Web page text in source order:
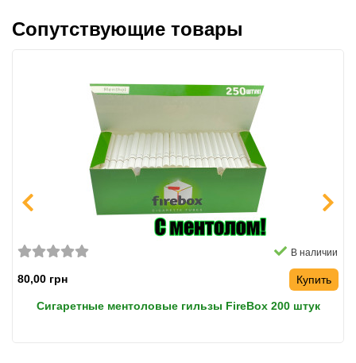
Сопутствующие товары
В наличии
80,00 грн Купить
Сигаретные ментоловые гильзы FireBox 200 штук